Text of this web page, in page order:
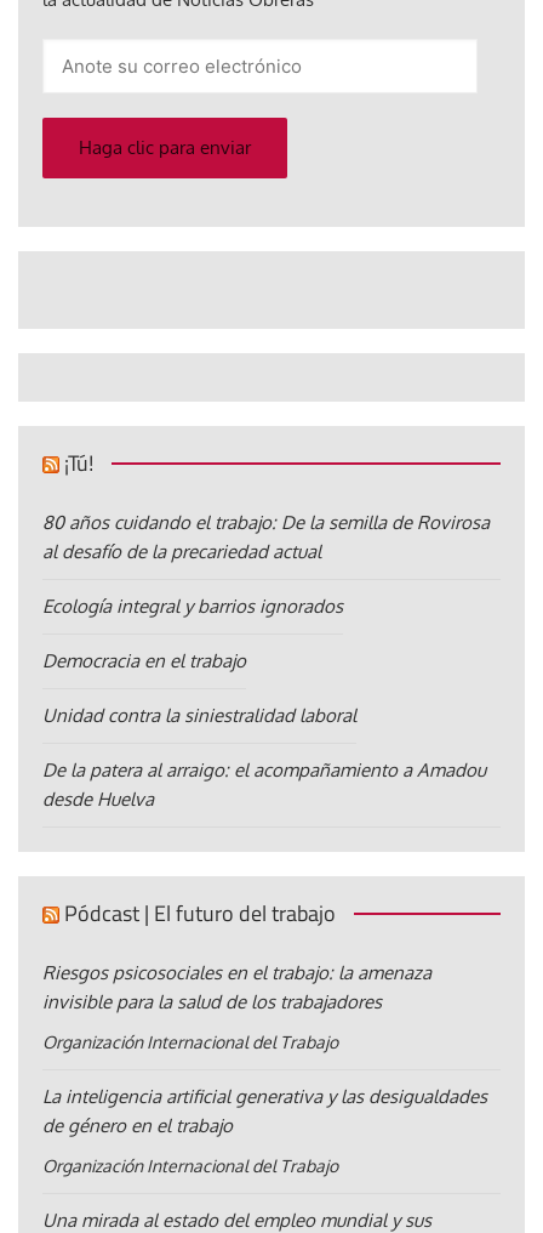
electrónico
Haga clic para enviar
¡Tú!
80 años cuidando el trabajo: De la semilla de Rovirosa
al desafío de la precariedad actual
Ecología integral y barrios ignorados
Democracia en el trabajo
Unidad contra la siniestralidad laboral
De la patera al arraigo: el acompañamiento a Amadou
desde Huelva
Pódcast | El futuro del trabajo
Riesgos psicosociales en el trabajo: la amenaza
invisible para la salud de los trabajadores
Organización Internacional del Trabajo
La inteligencia artificial generativa y las desigualdades
de género en el trabajo
Organización Internacional del Trabajo
Una mirada al estado del empleo mundial y sus